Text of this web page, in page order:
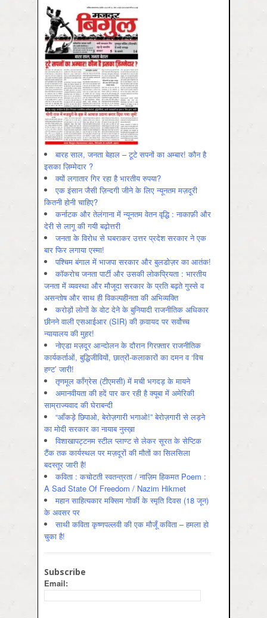
बारह साल, जनता बेहाल – टूटे सपनों का अम्बार! कौन है
इसका ज़िम्मेदार ?
क्यों लगातार गिर रहा है भारतीय रुपया?
एक इंसान जैसी ज़िन्दगी जीने के लिए न्यूनतम मज़दूरी
कितनी होनी चाहिए?
कर्नाटक और तेलंगाना में न्यूनतम वेतन वृद्धि : नाकाफ़ी और
देरी से लागू की गयी बढ़ोत्तरी
जनता के विरोध से घबराकर उत्तर प्रदेश सरकार ने एक
बार फिर लगाया एस्मा!
पश्चिम बंगाल में भाजपा सरकार और बुलडोज़र का आतंक!
कॉकरोच जनता पार्टी और उसकी लोकप्रियता : भारतीय
जनता में व्‍यवस्‍था और मौजूदा सरकार के प्रति बढ़ते गुस्‍से व
असन्‍तोष और साथ ही विकल्‍पहीनता की अभिव्‍यक्ति
करोड़ों लोगों के वोट देने के बुनियादी राजनीतिक अधिकार
छीनने वाली एसआईआर (SIR) की क़वायद पर सर्वोच्च
न्यायालय की मुहर!
नोएडा मज़दूर आन्दोलन के दौरान गिरफ़्तार राजनीतिक
कार्यकर्ताओं, बुद्धिजीवियों, छात्रों-कलाकारों का दमन व ‘विच
हण्ट’ जारी!
तृणमूल काँग्रेस (टीएमसी) में मची भगदड़ के मायने
अमानवीयता की हदें पार कर रही है क्यूबा में अमेरिकी
साम्राज्यवाद की घेराबन्दी
“आँकड़े छिपाओ, बेरोज़गारी भगाओ!” बेरोज़गारी से लड़ने
का मोदी सरकार का नायाब नुस्ख़ा
विशाखापट्टनम स्टील प्लाण्ट से लेकर सूरत के सेप्टिक
टैंक तक कार्यस्थल पर मज़दूरों की मौतों का सिलसिला
बदस्तूर जारी है!
कविता : कचोटती स्वतन्त्रता / नाज़िम हिकमत Poem :
A Sad State Of Freedom / Nazim Hikmet
महान साहित्यकार मक्सिम गोर्की के स्मृति दिवस (18 जून)
के अवसर पर
साथी कविता कृष्णपल्लवी की एक मौजूँ कविता – हमला हो
चुका है!
Subscribe
Email: